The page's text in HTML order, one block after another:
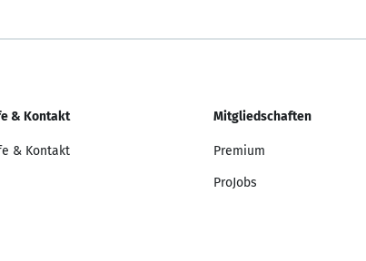
& Kontakt
& Kontakt
Mitgliedschaften
Premium
ProJobs